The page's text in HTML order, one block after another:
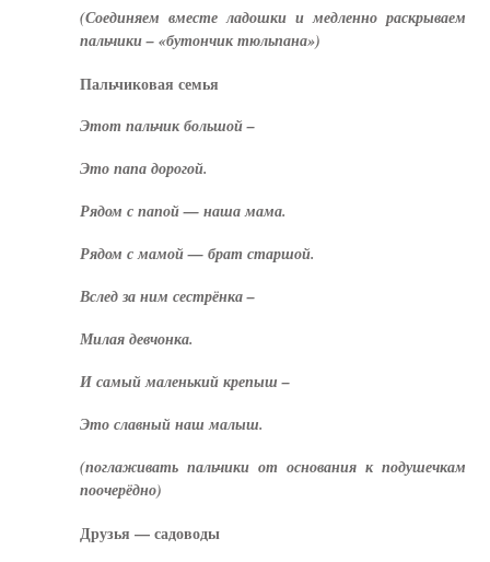
(Соединяем вместе ладошки и медленно раскрываем
пальчики – «бутончик тюльпана»)
Пальчиковая семья
Этот пальчик большой –
Это папа дорогой.
Рядом с папой — наша мама.
Рядом с мамой — брат старшой.
Вслед за ним сестрёнка –
Милая девчонка.
И самый маленький крепыш –
Это славный наш малыш.
(поглаживать пальчики от основания к подушечкам
поочерёдно)
Друзья — садоводы